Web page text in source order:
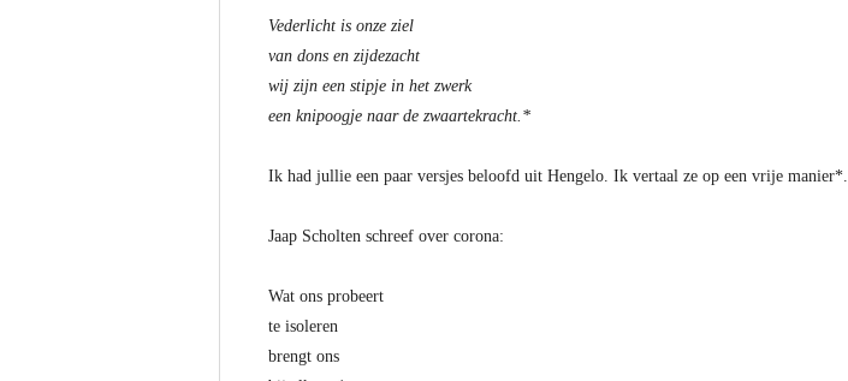
Vederlicht is onze ziel
van dons en zijdezacht
wij zijn een stipje in het zwerk
een knipoogje naar de zwaartekracht.*
Ik had jullie een paar versjes beloofd uit Hengelo. Ik vertaal ze op een vrije manier*.
Jaap Scholten schreef over corona:
Wat ons probeert
te isoleren
brengt ons